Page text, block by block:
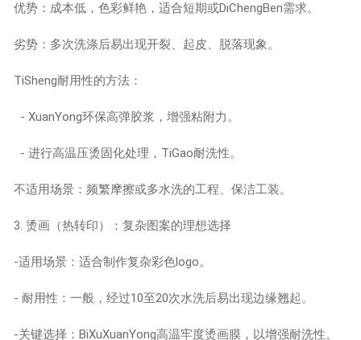
优势：成本低，色彩鲜艳，适合短期或DiChengBen需求。
劣势：多次洗涤后易出现开裂、起皮、脱落现象。
TiSheng耐用性的方法：
- XuanYong环保高弹胶浆，增强粘附力。
- 进行高温压烫固化处理，TiGao耐洗性。
不适用场景：频繁摩擦或多水洗的工程、保洁工装。
3. 烫画（热转印）：复杂图案的理想选择
-适用场景：适合制作复杂彩色logo。
- 耐用性：一般，经过10至20次水洗后易出现边缘翘起。
-关键选择：BiXuXuanYong高温牢度烫画膜，以增强耐洗性。